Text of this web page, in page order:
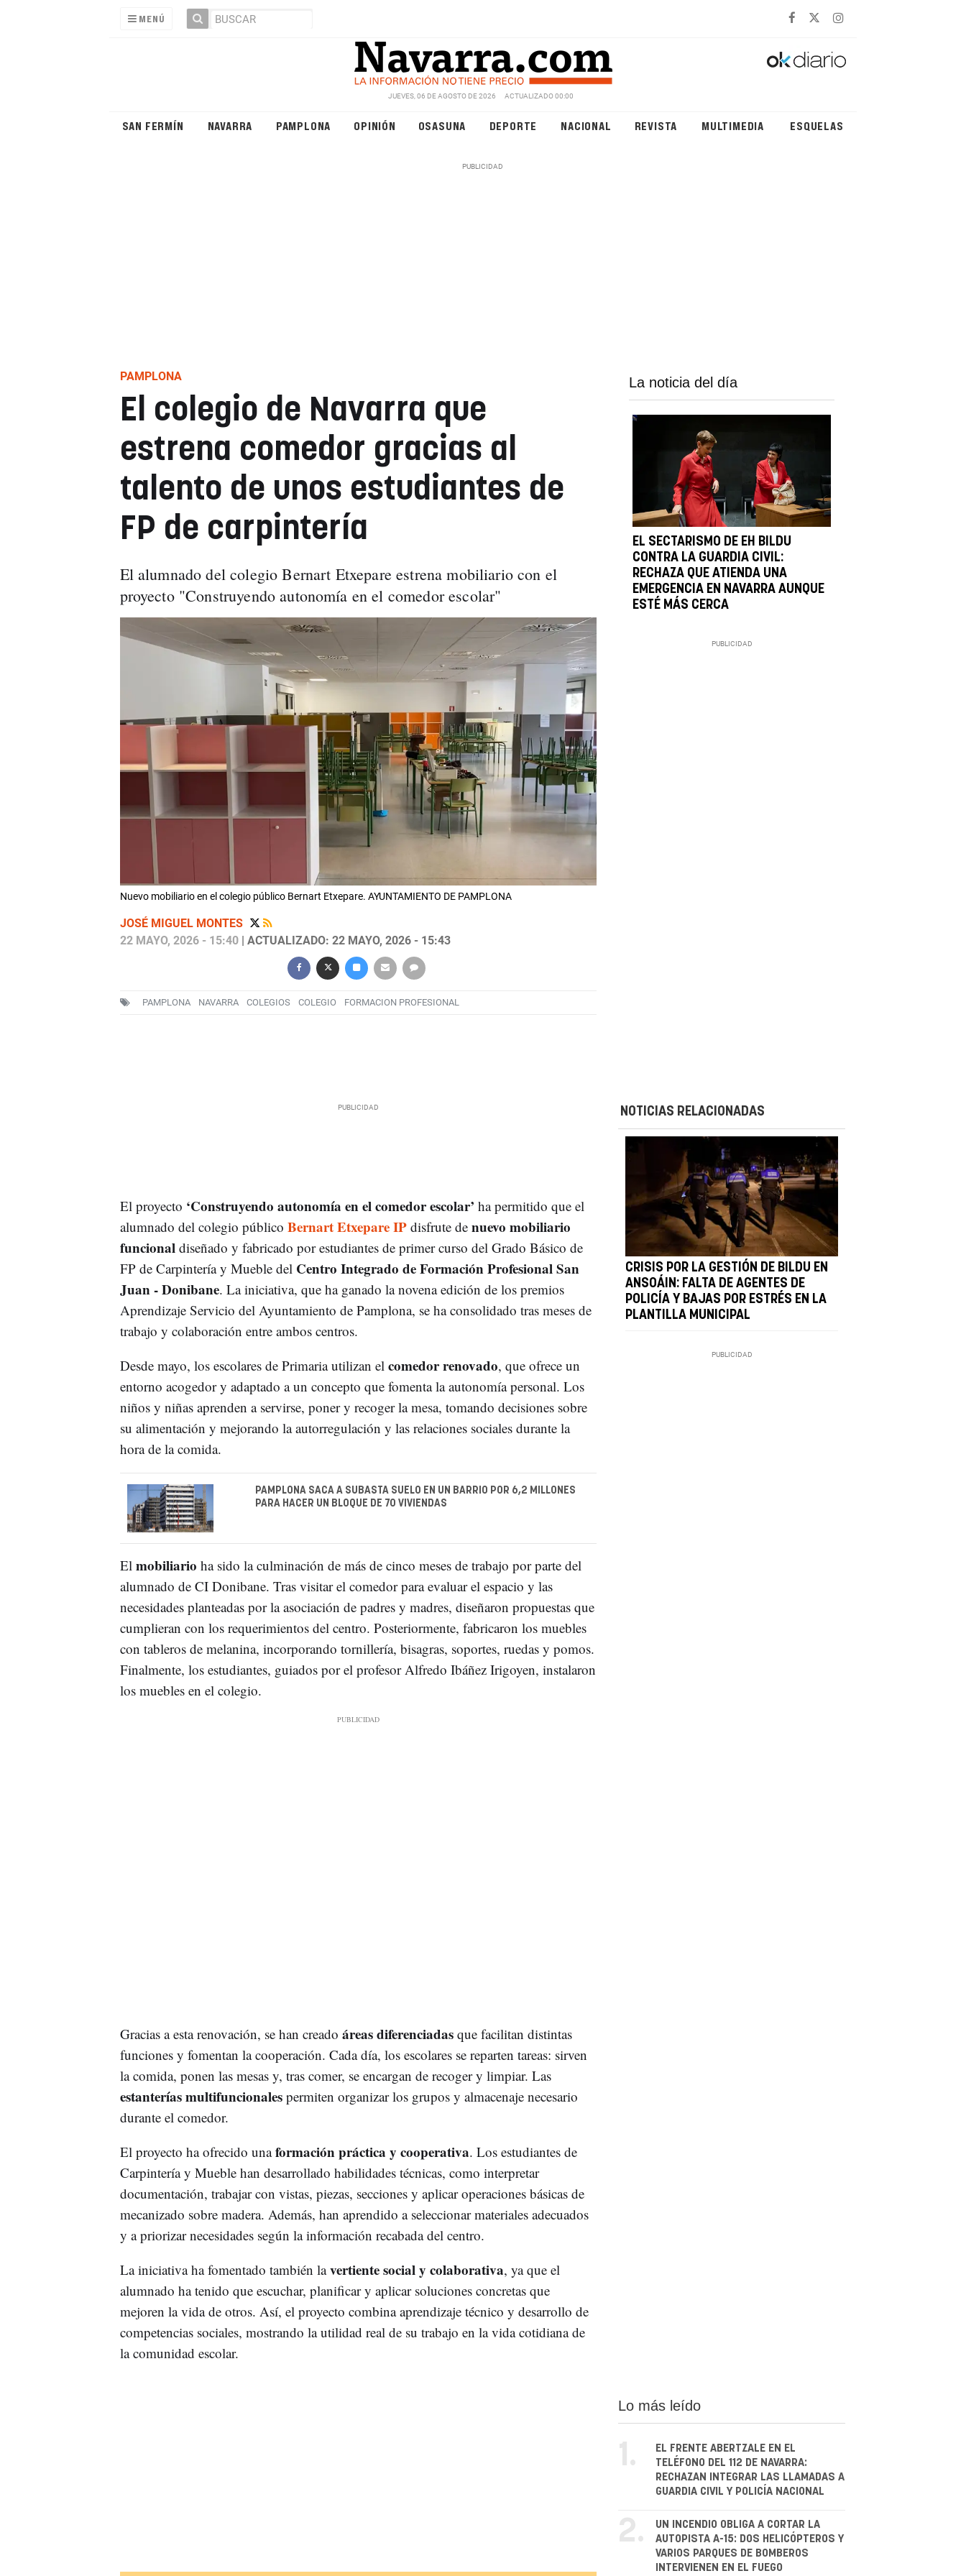
MENÚ
JUEVES, 06 DE AGOSTO DE 2026 ACTUALIZADO 00:00
SAN FERMÍN NAVARRA PAMPLONA OPINIÓN OSASUNA DEPORTE NACIONAL REVISTA MULTIMEDIA ESQUELAS
PAMPLONA
El colegio de Navarra que
estrena comedor gracias al
talento de unos estudiantes de
FP de carpintería
El alumnado del colegio Bernart Etxepare estrena mobiliario con el
proyecto "Construyendo autonomía en el comedor escolar"
Nuevo mobiliario en el colegio público Bernart Etxepare. AYUNTAMIENTO DE PAMPLONA
JOSÉ MIGUEL MONTES
22 MAYO, 2026 - 15:40| ACTUALIZADO: 22 MAYO, 2026 - 15:43
PAMPLONA NAVARRA COLEGIOS COLEGIO FORMACION PROFESIONAL
La noticia del día
EL SECTARISMO DE EH BILDU
CONTRA LA GUARDIA CIVIL:
RECHAZA QUE ATIENDA UNA
EMERGENCIA EN NAVARRA AUNQUE
ESTÉ MÁS CERCA
El proyecto ‘Construyendo autonomía en el comedor escolar’ ha permitido que el
alumnado del colegio público Bernart Etxepare IPdisfrute de nuevo mobiliario
funcional diseñado y fabricado por estudiantes de primer curso del Grado Básico de
FP de Carpintería y Mueble del Centro Integrado de Formación Profesional San
Juan - Donibane. La iniciativa, que ha ganado la novena edición de los premios
Aprendizaje Servicio del Ayuntamiento de Pamplona, se ha consolidado tras meses de
trabajo y colaboración entre ambos centros.
Desde mayo, los escolares de Primaria utilizan el comedor renovado, que ofrece un
entorno acogedor y adaptado a un concepto que fomenta la autonomía personal. Los
niños y niñas aprenden a servirse, poner y recoger la mesa, tomando decisiones sobre
su alimentación y mejorando la autorregulación y las relaciones sociales durante la
hora de la comida.
PAMPLONA SACA A SUBASTA SUELO EN UN BARRIO POR 6,2 MILLONES
PARA HACER UN BLOQUE DE 70 VIVIENDAS
El mobiliario ha sido la culminación de más de cinco meses de trabajo por parte del
alumnado de CI Donibane. Tras visitar el comedor para evaluar el espacio y las
necesidades planteadas por la asociación de padres y madres, diseñaron propuestas que
cumplieran con los requerimientos del centro. Posteriormente, fabricaron los muebles
con tableros de melanina, incorporando tornillería, bisagras, soportes, ruedas y pomos.
Finalmente, los estudiantes, guiados por el profesor Alfredo Ibáñez Irigoyen, instalaron
los muebles en el colegio.
Gracias a esta renovación, se han creado áreas diferenciadasque facilitan distintas
funciones y fomentan la cooperación. Cada día, los escolares se reparten tareas: sirven
la comida, ponen las mesas y, tras comer, se encargan de recoger y limpiar. Las
estanterías multifuncionalespermiten organizar los grupos y almacenaje necesario
durante el comedor.
El proyecto ha ofrecido unaformación práctica y cooperativa. Los estudiantes de
Carpintería y Mueble han desarrollado habilidades técnicas, como interpretar
documentación, trabajar con vistas, piezas, secciones y aplicar operaciones básicas de
mecanizado sobre madera. Además, han aprendido a seleccionar materiales adecuados
y a priorizar necesidades según la información recabada del centro.
La iniciativa ha fomentado también lavertiente social y colaborativa, ya que el
alumnado ha tenido que escuchar, planificar y aplicar soluciones concretas que
mejoren la vida de otros. Así, el proyecto combina aprendizaje técnico y desarrollo de
competencias sociales, mostrando la utilidad real de su trabajo en la vida cotidiana de
la comunidad escolar.
NOTICIAS RELACIONADAS
CRISIS POR LA GESTIÓN DE BILDU EN
ANSOÁIN: FALTA DE AGENTES DE
POLICÍA Y BAJAS POR ESTRÉS EN LA
PLANTILLA MUNICIPAL
Lo más leído
1.
EL FRENTE ABERTZALE EN EL
TELÉFONO DEL 112 DE NAVARRA:
RECHAZAN INTEGRAR LAS LLAMADAS A
GUARDIA CIVIL Y POLICÍA NACIONAL
2.
UN INCENDIO OBLIGA A CORTAR LA
AUTOPISTA A-15: DOS HELICÓPTEROS Y
VARIOS PARQUES DE BOMBEROS
INTERVIENEN EN EL FUEGO